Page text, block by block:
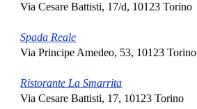
Via Cesare Battisti, 17/d, 10123 Torino
Spada Reale
Via Principe Amedeo, 53, 10123 Torino
Ristorante La Smarrita
Via Cesare Battisti, 17, 10123 Torino